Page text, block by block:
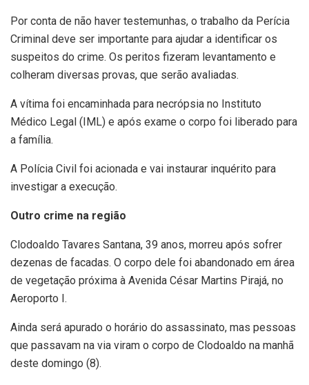
Por conta de não haver testemunhas, o trabalho da Perícia
Criminal deve ser importante para ajudar a identificar os
suspeitos do crime. Os peritos fizeram levantamento e
colheram diversas provas, que serão avaliadas.
A vítima foi encaminhada para necrópsia no Instituto
Médico Legal (IML) e após exame o corpo foi liberado para
a família.
A Polícia Civil foi acionada e vai instaurar inquérito para
investigar a execução.
Outro crime na região
Clodoaldo Tavares Santana, 39 anos, morreu após sofrer
dezenas de facadas. O corpo dele foi abandonado em área
de vegetação próxima à Avenida César Martins Pirajá, no
Aeroporto I.
Ainda será apurado o horário do assassinato, mas pessoas
que passavam na via viram o corpo de Clodoaldo na manhã
deste domingo (8).